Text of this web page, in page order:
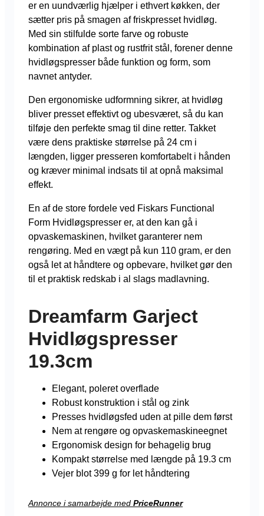
er en uundværlig hjælper i ethvert køkken, der
sætter pris på smagen af friskpresset hvidløg.
Med sin stilfulde sorte farve og robuste
kombination af plast og rustfrit stål, forener denne
hvidløgspresser både funktion og form, som
navnet antyder.
Den ergonomiske udformning sikrer, at hvidløg
bliver presset effektivt og ubesværet, så du kan
tilføje den perfekte smag til dine retter. Takket
være dens praktiske størrelse på 24 cm i
længden, ligger presseren komfortabelt i hånden
og kræver minimal indsats til at opnå maksimal
effekt.
En af de store fordele ved Fiskars Functional
Form Hvidløgspresser er, at den kan gå i
opvaskemaskinen, hvilket garanterer nem
rengøring. Med en vægt på kun 110 gram, er den
også let at håndtere og opbevare, hvilket gør den
til et praktisk redskab i al slags madlavning.
Dreamfarm Garject
Hvidløgspresser
19.3cm
Elegant, poleret overflade
Robust konstruktion i stål og zink
Presses hvidløgsfed uden at pille dem først
Nem at rengøre og opvaskemaskineegnet
Ergonomisk design for behagelig brug
Kompakt størrelse med længde på 19.3 cm
Vejer blot 399 g for let håndtering
Annonce i samarbejde med PriceRunner